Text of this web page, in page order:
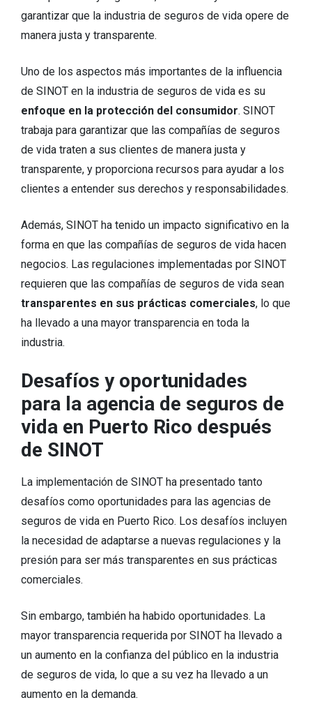
garantizar que la industria de seguros de vida opere de
manera justa y transparente.
Uno de los aspectos más importantes de la influencia
de SINOT en la industria de seguros de vida es su
enfoque en la protección del consumidor. SINOT
trabaja para garantizar que las compañías de seguros
de vida traten a sus clientes de manera justa y
transparente, y proporciona recursos para ayudar a los
clientes a entender sus derechos y responsabilidades.
Además, SINOT ha tenido un impacto significativo en la
forma en que las compañías de seguros de vida hacen
negocios. Las regulaciones implementadas por SINOT
requieren que las compañías de seguros de vida sean
transparentes en sus prácticas comerciales, lo que
ha llevado a una mayor transparencia en toda la
industria.
Desafíos y oportunidades
para la agencia de seguros de
vida en Puerto Rico después
de SINOT
La implementación de SINOT ha presentado tanto
desafíos como oportunidades para las agencias de
seguros de vida en Puerto Rico. Los desafíos incluyen
la necesidad de adaptarse a nuevas regulaciones y la
presión para ser más transparentes en sus prácticas
comerciales.
Sin embargo, también ha habido oportunidades. La
mayor transparencia requerida por SINOT ha llevado a
un aumento en la confianza del público en la industria
de seguros de vida, lo que a su vez ha llevado a un
aumento en la demanda.